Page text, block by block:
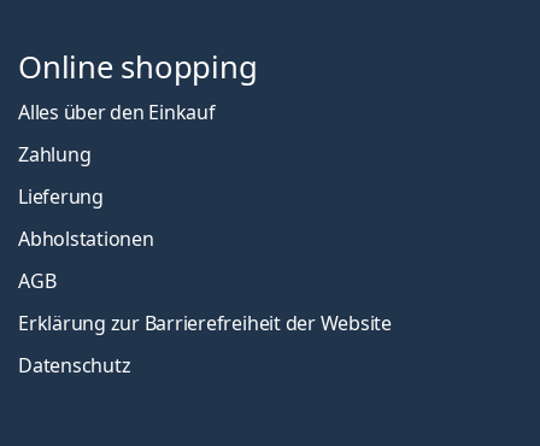
Online shopping
Alles über den Einkauf
Zahlung
Lieferung
Abholstationen
AGB
Erklärung zur Barrierefreiheit der Website
Datenschutz